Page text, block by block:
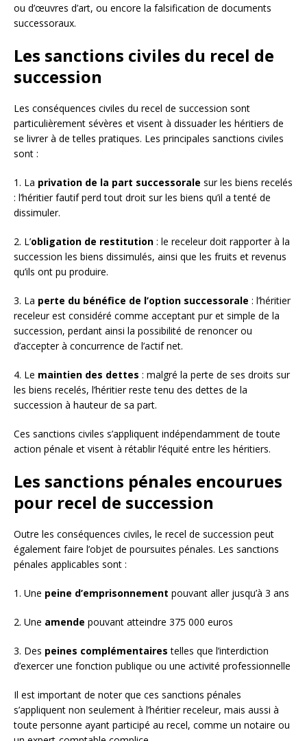
ou d’œuvres d’art, ou encore la falsification de documents
successoraux.
Les sanctions civiles du recel de
succession
Les conséquences civiles du recel de succession sont
particulièrement sévères et visent à dissuader les héritiers de
se livrer à de telles pratiques. Les principales sanctions civiles
sont :
1. La privation de la part successorale sur les biens recelés
: l’héritier fautif perd tout droit sur les biens qu’il a tenté de
dissimuler.
2. L’obligation de restitution : le receleur doit rapporter à la
succession les biens dissimulés, ainsi que les fruits et revenus
qu’ils ont pu produire.
3. La perte du bénéfice de l’option successorale : l’héritier
receleur est considéré comme acceptant pur et simple de la
succession, perdant ainsi la possibilité de renoncer ou
d’accepter à concurrence de l’actif net.
4. Le maintien des dettes : malgré la perte de ses droits sur
les biens recelés, l’héritier reste tenu des dettes de la
succession à hauteur de sa part.
Ces sanctions civiles s’appliquent indépendamment de toute
action pénale et visent à rétablir l’équité entre les héritiers.
Les sanctions pénales encourues
pour recel de succession
Outre les conséquences civiles, le recel de succession peut
également faire l’objet de poursuites pénales. Les sanctions
pénales applicables sont :
1. Une peine d’emprisonnement pouvant aller jusqu’à 3 ans
2. Une amende pouvant atteindre 375 000 euros
3. Des peines complémentaires telles que l’interdiction
d’exercer une fonction publique ou une activité professionnelle
Il est important de noter que ces sanctions pénales
s’appliquent non seulement à l’héritier receleur, mais aussi à
toute personne ayant participé au recel, comme un notaire ou